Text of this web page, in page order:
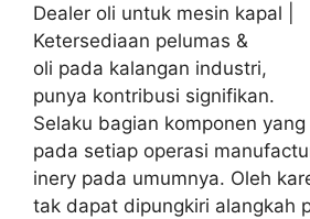
Dealer oli untuk mesin kapal |
Ketersediaan pelumas &
oli pada kalangan industri,
punya kontribusi signifikan.
Selaku bagian komponen
pada setiap operasi
inery pada umumnya. Oleh
tak dapat dipungkiri alangkah